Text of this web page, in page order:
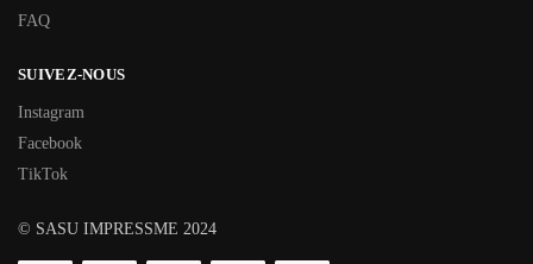
FAQ
SUIVEZ-NOUS
Instagram
Facebook
TikTok
© SASU IMPRESSME 2024